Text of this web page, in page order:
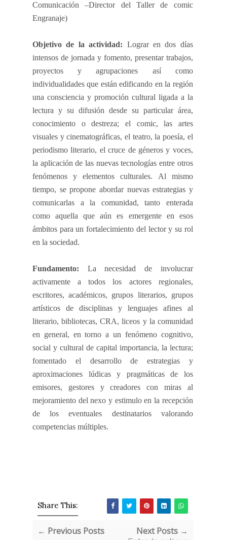
Comunicación –Director del Taller de comic
Engranaje)
Objetivo de la actividad: Lograr en dos días
intensos de jornada y fomento, presentar trabajos,
proyectos y agrupaciones así como
individualidades que están edificando en la región
una consciencia y promoción cultural ligada a la
lectura y su difusión desde su particular área,
conocimiento o destreza; el comic, las artes
visuales y cinematográficas, el teatro, la poesía, el
periodismo literario, el cruce de géneros y voces,
la aplicación de las nuevas tecnologías entre otros
fenómenos y elementos culturales. Al mismo
tiempo, se propone abordar nuevas estrategias y
comunicarlas a la comunidad, tanto enterada
como aquella que aún es emergente en esos
ámbitos para un fortalecimiento del lector y su rol
en la sociedad.
Fundamento: La necesidad de involucrar
activamente a todos los actores regionales,
escritores, académicos, grupos literarios, grupos
artísticos de disciplinas y lenguajes afines al
literario, bibliotecas, CRA, liceos y la comunidad
en general, en torno a un fenómeno cognitivo,
social y cultural de capital importancia, la lectura;
fomentado el desarrollo de estrategias y
aproximaciones lúdicas y pragmáticas de los
emisores, gestores y creadores con miras al
mejoramiento del nexo y estimulo en la recepción
de los eventuales destinatarios valorando
competencias múltiples.
Share This:
← Previous Posts Next Posts →